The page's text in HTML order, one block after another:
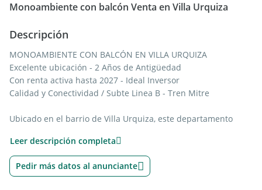
Monoambiente con balcón Venta en Villa Urquiza
Descripción
MONOAMBIENTE CON BALCÓN EN VILLA URQUIZA
Excelente ubicación - 2 Años de Antigüedad
Con renta activa hasta 2027 - Ideal Inversor
Calidad y Conectividad / Subte Linea B - Tren Mitre
Ubicado en el barrio de Villa Urquiza, este departamento
El edificio presenta un frente vidriado con detalles de acero
inoxidable y mármol, y sectores revestidos en espejos en el
hall de planta baja y ascensor de última generación. Cuenta
Leer descripción completa
Pedir más datos al anunciante